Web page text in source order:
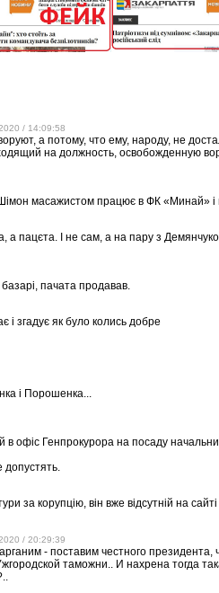
/ 14:09:58
а потому, что ему, народу, не
на должность, освобожденную
масажистом працює в ФК «Минай» і
а пацєта. І не сам, а на пару з
пачата продавав.
згадує як було колись добре
і Порошенка...
офіс Генпрокурора на посаду
допустять.
за корупцію, він вже відсутній на
/ 20:29:39
- поставим честного президента,
таможни.. И нахрена тогда